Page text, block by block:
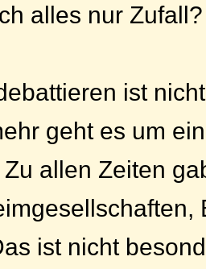
alles nur Zufall?
ist
geht es um
allen Zeiten
ist nicht